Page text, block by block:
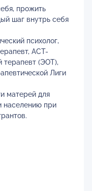
прожить
шаг внутрь себя
психолог,
АСТ-
терапевт (ЭОТ),
Лиги
матерей для
населению при